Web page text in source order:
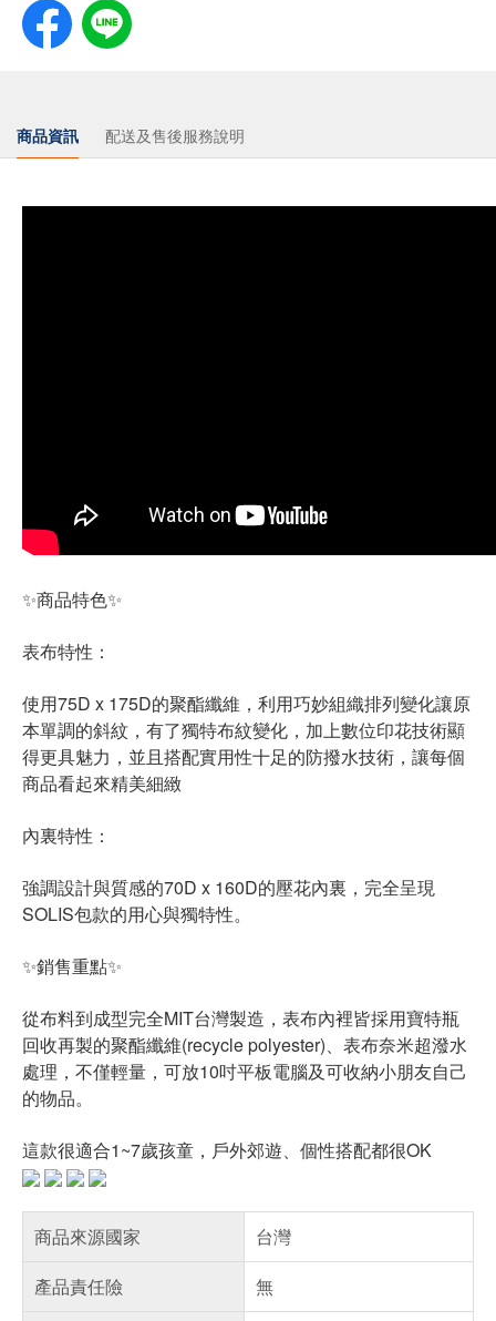
商品資訊 配送及售後服務說明
✨商品特色✨
表布特性：
使用75D x 175D的聚酯纖維，利用巧妙組織排列變化讓原
本單調的斜紋，有了獨特布紋變化，加上數位印花技術顯
得更具魅力，並且搭配實用性十足的防撥水技術，讓每個
商品看起來精美細緻
內裏特性：
強調設計與質感的70D x 160D的壓花內裏，完全呈現
SOLIS包款的用心與獨特性。
✨銷售重點✨
從布料到成型完全MIT台灣製造，表布內裡皆採用寶特瓶
回收再製的聚酯纖維(recycle polyester)、表布奈米超潑水
處理，不僅輕量，可放10吋平板電腦及可收納小朋友自己
的物品。
這款很適合1~7歲孩童，戶外郊遊、個性搭配都很OK
商品來源國家
台灣
產品責任險
無